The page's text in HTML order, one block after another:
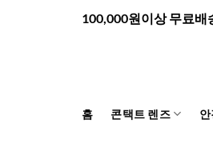
100,000원이상 무료배
홈 콘택트 렌즈 안